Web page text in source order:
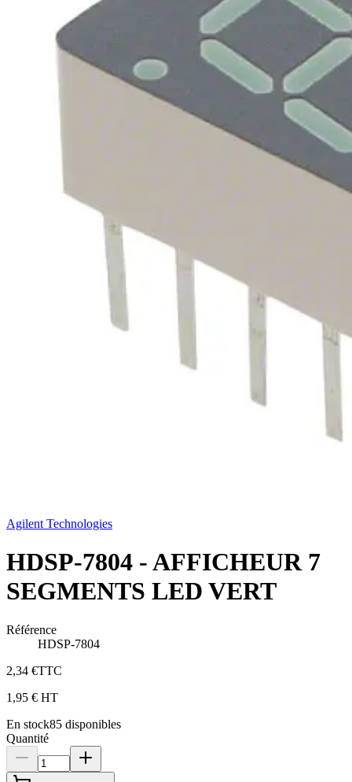
Agilent Technologies
HDSP-7804 - AFFICHEUR 7
SEGMENTS LED VERT
Référence
HDSP-7804
2,34 €TTC
1,95 € HT
En stock85 disponibles
Quantité